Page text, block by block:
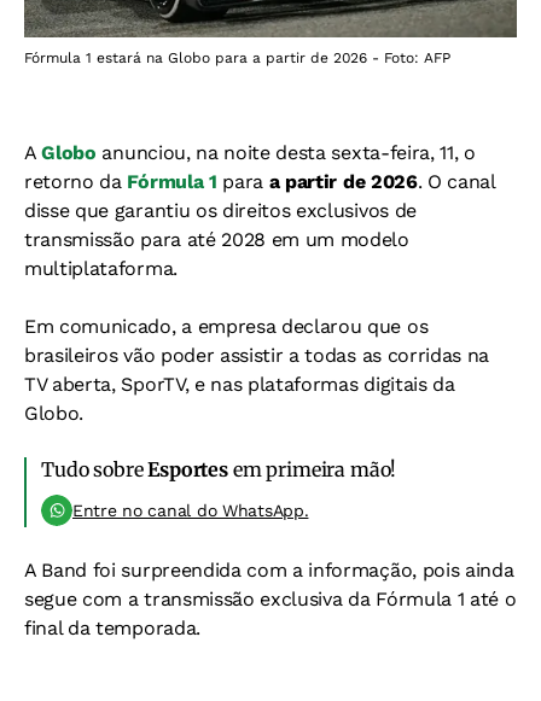
Fórmula 1 estará na Globo para a partir de 2026 - Foto: AFP
AGlobo anunciou, na noite desta sexta-feira, 11, o
retorno da Fórmula 1 para a partir de 2026. O canal
disse que garantiu os direitos exclusivos de
transmissão para até 2028 em um modelo
multiplataforma.
Em comunicado, a empresa declarou que os
brasileiros vão poder assistir a todas as corridas na
TV aberta, SporTV, e nas plataformas digitais da
Globo.
Tudo sobreEsportesem primeira mão!
Entre no canal do WhatsApp.
A Band foi surpreendida com a informação, pois ainda
segue com a transmissão exclusiva da Fórmula 1 até o
final da temporada.